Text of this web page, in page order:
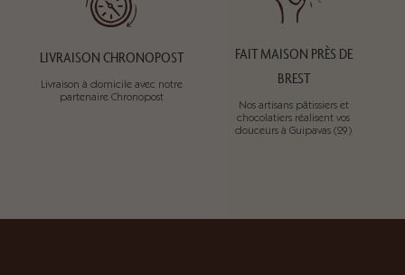
LIVRAISON CHRONOPOST
Livraison à domicile avec notre
partenaire Chronopost
FAIT MAISON PRÈS DE
BREST
Nos artisans pâtissiers et
chocolatiers réalisent vos
douceurs à Guipavas (29)